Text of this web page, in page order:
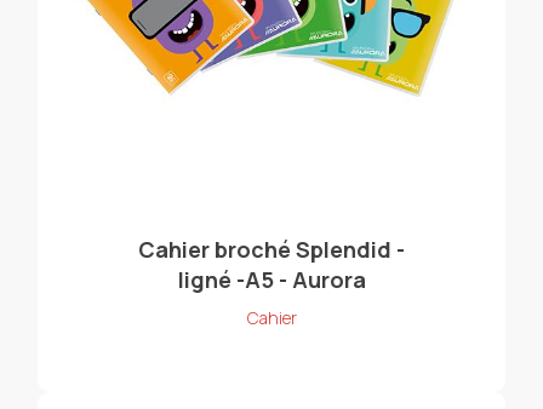
Cahier broché Splendid -
ligné -A5 - Aurora
Cahier